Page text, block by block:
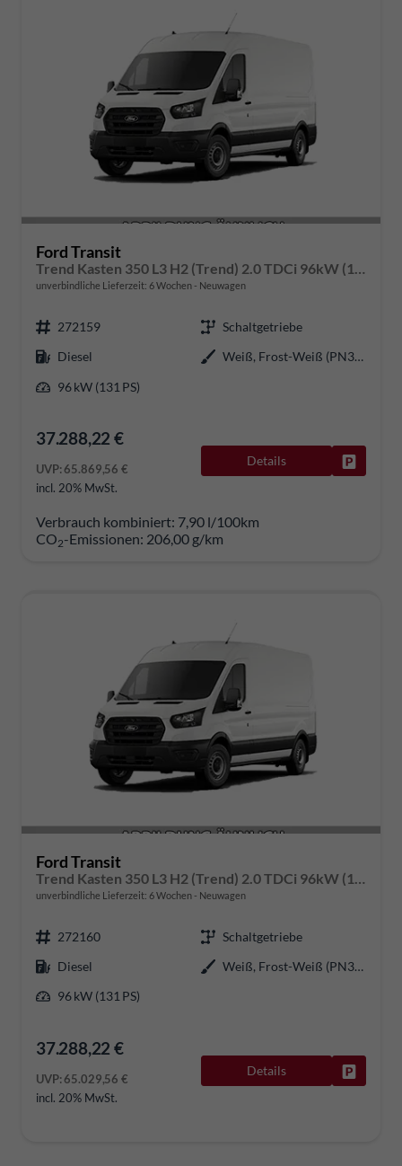
Ford Transit
Trend Kasten 350 L3 H2 (Trend) 2.0 TDCi 96kW (131 PS) 6-Gang Schaltgetriebe
unverbindliche Lieferzeit: 6 Wochen Neuwagen
272159
Schaltgetriebe
Diesel
Weiß, Frost-Weiß (PN3GZ0)
96 kW (131 PS)
37.288,22 €
UVP:65.869,56 €
incl. 20% MwSt.
Details
Verbrauch kombiniert: 7,90 l/100km
CO2-Emissionen: 206,00 g/km
Ford Transit
Trend Kasten 350 L3 H2 (Trend) 2.0 TDCi 96kW (131 PS) 6-Gang Schaltgetriebe
unverbindliche Lieferzeit: 6 Wochen Neuwagen
272160
Schaltgetriebe
Diesel
Weiß, Frost-Weiß (PN3GZ0)
96 kW (131 PS)
37.288,22 €
UVP:65.029,56 €
incl. 20% MwSt.
Details